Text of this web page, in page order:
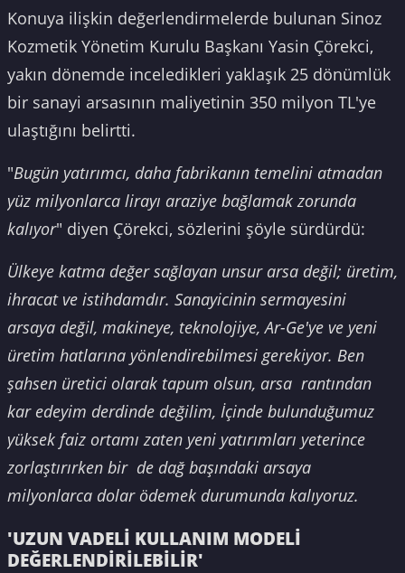
Konuya ilişkin değerlendirmelerde bulunan Sinoz
Kozmetik Yönetim Kurulu Başkanı Yasin Çörekci,
yakın dönemde inceledikleri yaklaşık 25 dönümlük
bir sanayi arsasının maliyetinin 350 milyon TL'ye
ulaştığını belirtti.
"Bugün yatırımcı, daha fabrikanın temelini atmadan
yüz milyonlarca lirayı araziye bağlamak zorunda
kalıyor" diyen Çörekci, sözlerini şöyle sürdürdü:
Ülkeye katma değer sağlayan unsur arsa değil; üretim,
ihracat ve istihdamdır. Sanayicinin sermayesini
arsaya değil, makineye, teknolojiye, Ar-Ge'ye ve yeni
üretim hatlarına yönlendirebilmesi gerekiyor. Ben
şahsen üretici olarak tapum olsun, arsa rantından
kar edeyim derdinde değilim, İçinde bulunduğumuz
yüksek faiz ortamı zaten yeni yatırımları yeterince
zorlaştırırken bir de dağ başındaki arsaya
milyonlarca dolar ödemek durumunda kalıyoruz.
'UZUN VADELİ KULLANIM MODELİ
DEĞERLENDİRİLEBİLİR'